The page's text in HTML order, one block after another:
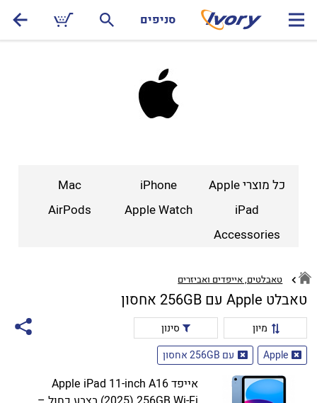
סניפים
כל מוצרי Apple iPhone
Mac
iPad
Apple Watch
AirPods
Accessories
טאבלטים, אייפדים ואביזרים
טאבלט Apple עם 256GB אחסון
מיון
סינון
Apple
עם 256GB אחסון
אייפד Apple iPad 11-inch A16